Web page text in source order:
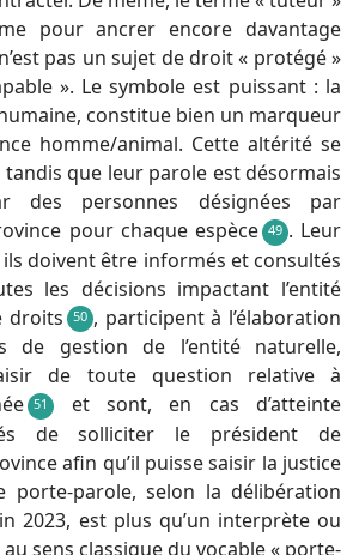
pour ancrer encore davantage
pas un sujet de droit « protégé »
». Le symbole est puissant : la
constitue bien un marqueur
homme/animal. Cette altérité se
que leur parole est désormais
personnes désignées par
pour chaque espèce 49 . Leur
doivent être informés et consultés
les décisions impactant l’entité
droits 50 , participent à l’élaboration
de gestion de l’entité naturelle,
de toute question relative à
51
et sont, en cas d’atteinte
de solliciter le président de
afin qu’il puisse saisir la justice
porte-parole, selon la délibération
2023, est plus qu’un interprète ou
sens classique du vocable « porte-